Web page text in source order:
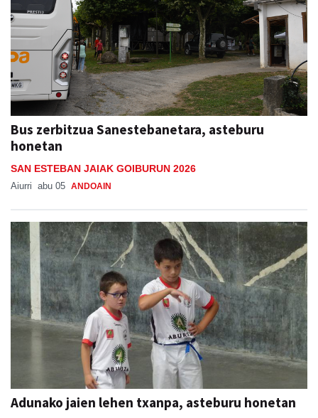
Bus zerbitzua Sanestebanetara, asteburu
honetan
SAN ESTEBAN JAIAK GOIBURUN 2026
Aiurri abu 05 ANDOAIN
Adunako jaien lehen txanpa, asteburu honetan